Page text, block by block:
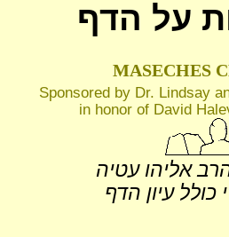
על הדף
MASECHES
Sponsored by Dr. Lindsay
in honor of David
אליהו עטיה
כולל עיון הדף